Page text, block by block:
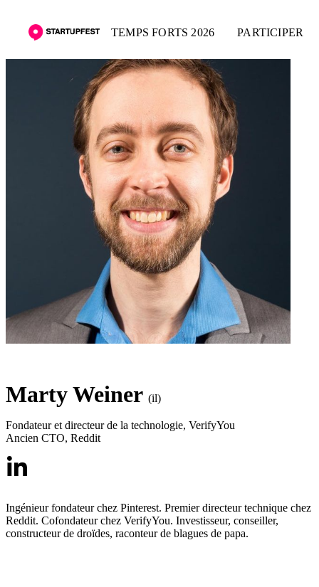
TEMPS FORTS 2026 PARTICIPER
Marty Weiner (il)
Fondateur et directeur de la technologie, VerifyYou
Ancien CTO, Reddit
Ingénieur fondateur chez Pinterest. Premier directeur technique chez
Reddit. Cofondateur chez VerifyYou. Investisseur, conseiller,
constructeur de droïdes, raconteur de blagues de papa.